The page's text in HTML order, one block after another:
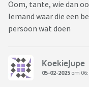
Maar ik heb nog nooit
zijn en mijn parner
vooral want ik kan er
ben zo verdrietig.
Oom, tante, wie dan
Iemand waar die een
persoon wat doen
KoekieJupe
05-02-2025 om